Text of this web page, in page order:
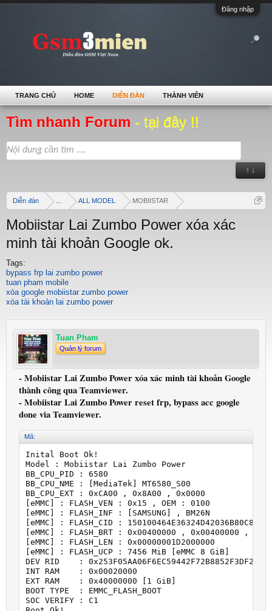
Đăng nhập
Tìm nhanh Forum - tại đây !!
↑ ↓
Diễn đàn ALL MODEL MOBIISTAR
Mobiistar Lai Zumbo Power xóa xác
minh tài khoản Google ok.
Tags:
bypass frp lai zumbo power
tuan pham mobile
xóa google mobiistar zumbo power
xóa tài khoản lai zumbo power
Tuan Pham
Quản lý forum
- Mobiistar Lai Zumbo Power xóa xác minh tài khoản Google
thành công qua Teamviewer.
- Mobiistar Lai Zumbo Power reset frp, bypass acc google
done via Teamviewer.
Mã:
Inital Boot Ok!
Model : Mobiistar Lai Zumbo Power
BB_CPU_PID : 6580
BB_CPU_NME : [MediaTek] MT6580_S00
BB_CPU_EXT : 0xCA00 , 0x8A00 , 0x0000
[eMMC] : FLASH_VEN : 0x15 , OEM : 0100
[eMMC] : FLASH_INF : [SAMSUNG] , BM26N
[eMMC] : FLASH_CID :
[eMMC] : FLASH_BRT : 0x00400000 , 0x00400000 ,
[eMMC] : FLASH_LEN : 0x00000001D2000000
[eMMC] : FLASH_UCP : 7456 MiB [eMMC 8 GiB]
DEV RID    : 0x253F05AA06F6EC59442F72B8852F3DF2
INT RAM    : 0x00020000
EXT RAM    : 0x40000000 [1 GiB]
BOOT TYPE  : EMMC_FLASH_BOOT
SOC VERIFY : C1
TRANG CHỦ HOME DIỄN ĐÀN THÀNH VIÊN